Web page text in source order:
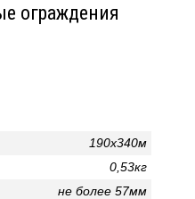
ограждения
190х340м
0,53кг
не более 57мм